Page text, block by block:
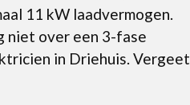
11 kW laadvermogen.
niet over een 3-fase
in Driehuis. Vergeet